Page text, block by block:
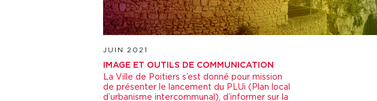
JUIN 2021
IMAGE ET OUTILS DE COMMUNICATION
La Ville de Poitiers s’est donné pour mission
de présenter le lancement du PLUi (Plan local
d’urbanisme intercommunal), d’informer sur la